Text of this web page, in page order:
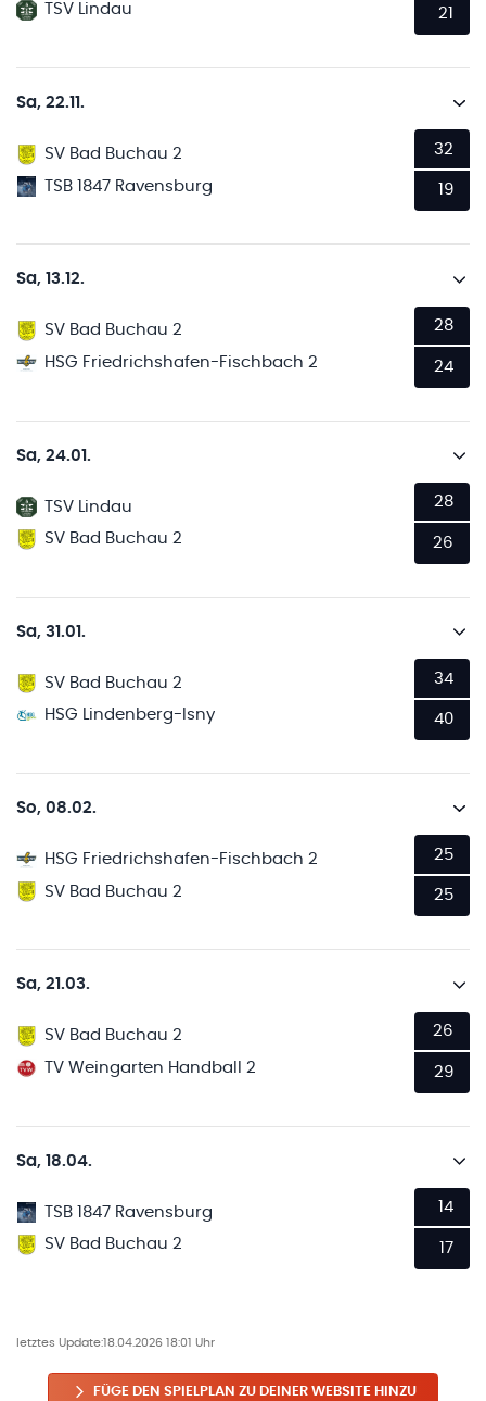
TSV Lindau
21
Sa, 22.11.
SV Bad Buchau 2
TSB 1847 Ravensburg
32
19
Sa, 13.12.
SV Bad Buchau 2
HSG Friedrichshafen-Fischbach 2
28
24
Sa, 24.01.
TSV Lindau
SV Bad Buchau 2
28
26
Sa, 31.01.
SV Bad Buchau 2
HSG Lindenberg-Isny
34
40
So, 08.02.
HSG Friedrichshafen-Fischbach 2
SV Bad Buchau 2
25
25
Sa, 21.03.
SV Bad Buchau 2
TV Weingarten Handball 2
26
29
Sa, 18.04.
TSB 1847 Ravensburg
SV Bad Buchau 2
14
17
letztes Update:18.04.2026 18:01 Uhr
FÜGE DEN SPIELPLAN ZU DEINER WEBSITE HINZU